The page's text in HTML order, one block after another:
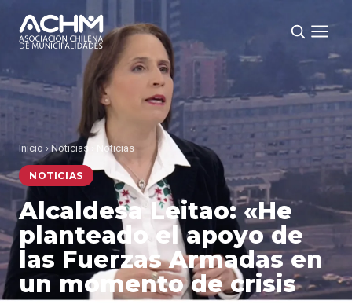
Inicio › Noticias Noticias
NOTICIAS
Alcaldesa Leitao: «He
planteado el apoyo de
las Fuerzas Armadas en
un momento de crisis